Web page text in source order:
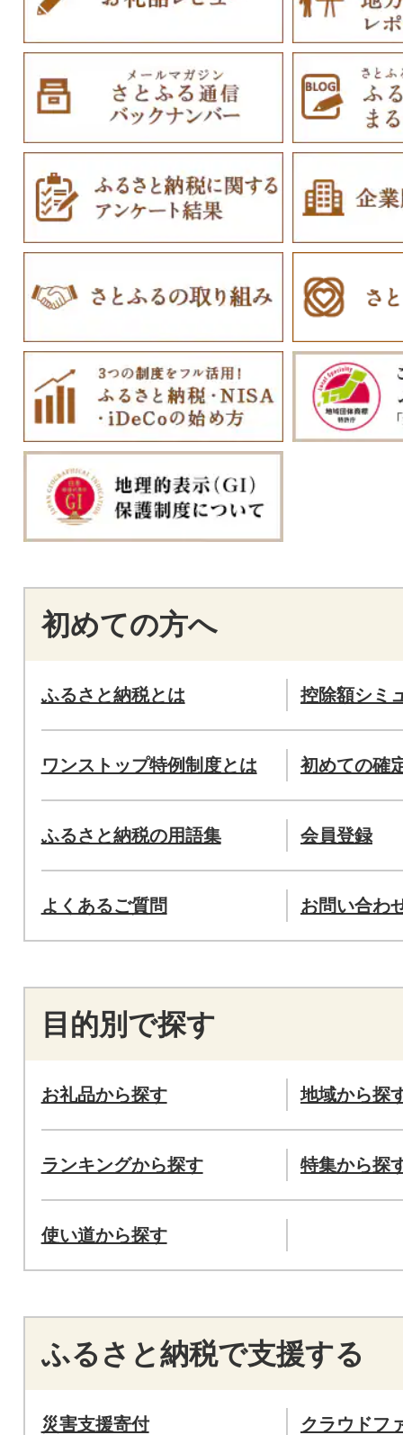
初めての方へ
ふるさと納税とは 控除額シミ
ワンストップ特例制度とは 初めての確
ふるさと納税の用語集 会員登録
よくあるご質問 お問い合わ
目的別で探す
お礼品から探す 地域から探
ランキングから探す 特集から探
使い道から探す
ふるさと納税で支援する
災害支援寄付 クラウドフ